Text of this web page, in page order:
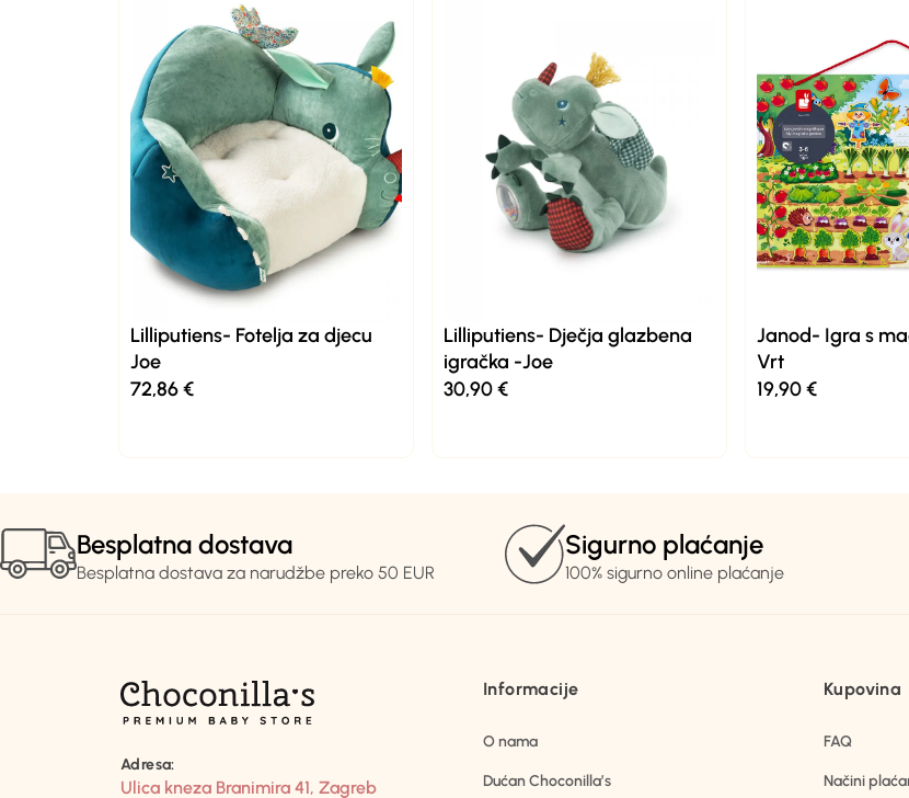
Lilliputiens- Fotelja za djecu
Joe
72,86€
Lilliputiens- Dječja glazbena
igračka -Joe
30,90€
Janod- Igra s
Vrt
19,90€
Besplatna dostava
Besplatna dostava za narudžbe preko 50 EUR
Sigurno plaćanje
100% sigurno online plaćanje
Adresa:
Ulica kneza Branimira 41, Zagreb
Informacije
O nama
Dućan Choconilla’s
Kupovina
FAQ
Načini